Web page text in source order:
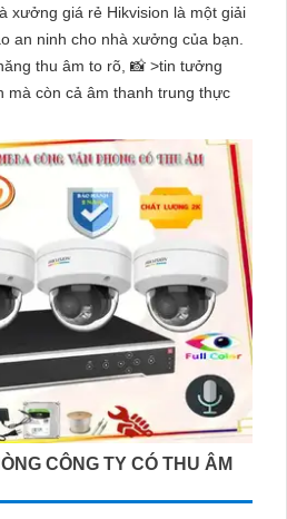
xưởng giá rẻ Hikvision là một giải
an ninh cho nhà xưởng của bạn.
thu âm to rõ, 📸 >tin tưởng
mà còn cả âm thanh trung thực
CÔNG TY CÓ THU ÂM